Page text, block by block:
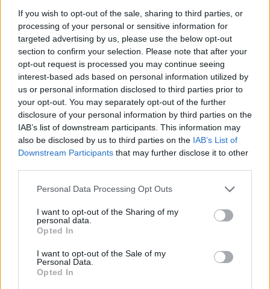
If you wish to opt-out of the sale, sharing to third parties, or
processing of your personal or sensitive information for
targeted advertising by us, please use the below opt-out
section to confirm your selection. Please note that after your
opt-out request is processed you may continue seeing
interest-based ads based on personal information utilized by
us or personal information disclosed to third parties prior to
your opt-out. You may separately opt-out of the further
disclosure of your personal information by third parties on the
IAB’s list of downstream participants. This information may
also be disclosed by us to third parties on the IAB’s List of
Downstream Participants that may further disclose it to other
Personal Data Processing Opt Outs
I want to opt-out of the Sharing of my
personal data.
Opted In
I want to opt-out of the Sale of my
Personal Data.
Opted In
Μετά την εξαιρετικά επιτυχημένη διοργάνωση
του Κυπέλλου Beach Volley προ διαστήματος,
σε συνδυασμό με τα θετικά μηνύματα σε
επίπεδο ακαδημιών, η διοίκηση του συλλόγου
παρουσιάζεται αποφασισμένη να προχωρήσει
σε ενίσχυση της γυναικείας ομάδας βόλεϊ που
αγωνίζεται στην Β’ Εθνική Κατηγορία.
Σύμφωνα με πληροφορίες, στα «σκαριά»
βρίσκονται επαφές με τρεις παίκτριες.
ρόστερ, με εμπειρία από υψηλότατο επίπεδο.
Οι όποιες εξελίξεις αναμένονται προσεχώς…